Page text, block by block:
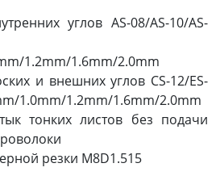
углов AS-08/AS-10/AS-
1.2mm/1.6mm/2.0mm
и внешних углов CS-12/ES-
1.0mm/1.2mm/1.6mm/2.0mm
тонких листов без подачи
резки M8D1.515